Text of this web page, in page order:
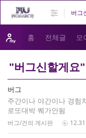
홈 전체글 모
"버그신할게요"
버그
주간이나 야간이나 경험
로또대박 퀘가안됨
버그/건의 게시판 12.31